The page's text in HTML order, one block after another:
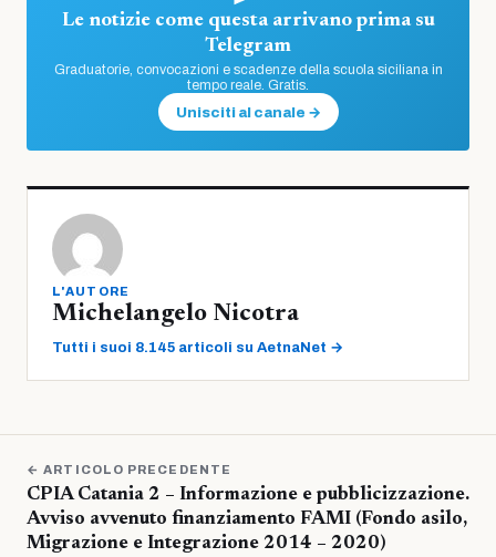
Le notizie come questa arrivano prima su
Telegram
Graduatorie, convocazioni e scadenze della scuola siciliana in
tempo reale. Gratis.
Unisciti al canale →
L'AUTORE
Michelangelo Nicotra
Tutti i suoi 8.145 articoli su AetnaNet →
← ARTICOLO PRECEDENTE
CPIA Catania 2 – Informazione e pubblicizzazione.
Avviso avvenuto finanziamento FAMI (Fondo asilo,
Migrazione e Integrazione 2014 – 2020)